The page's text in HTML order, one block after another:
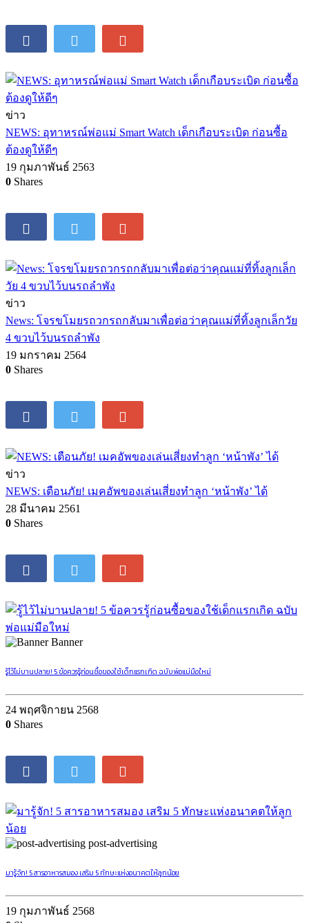
ข่าว
NEWS: อุทาหรณ์พ่อแม่ Smart Watch เด็กเกือบระเบิด ก่อนซื้อ
ต้องดูให้ดีๆ
19 กุมภาพันธ์ 2563
0 Shares
ข่าว
News: โจรขโมยรถวกรถกลับมาเพื่อต่อว่าคุณแม่ที่ทิ้งลูกเล็กวัย
4 ขวบไว้บนรถลำพัง
19 มกราคม 2564
0 Shares
ข่าว
NEWS: เตือนภัย! เมคอัพของเล่นเสี่ยงทำลูก ‘หน้าพัง’ ได้
28 มีนาคม 2561
0 Shares
Banner
รู้ไว้ไม่บานปลาย! 5 ข้อควรรู้ก่อนซื้อของใช้เด็กแรกเกิด ฉบับพ่อแม่มือใหม่
24 พฤศจิกายน 2568
0 Shares
post-advertising
มารู้จัก! 5 สารอาหารสมอง เสริม 5 ทักษะแห่งอนาคตให้ลูกน้อย
19 กุมภาพันธ์ 2568